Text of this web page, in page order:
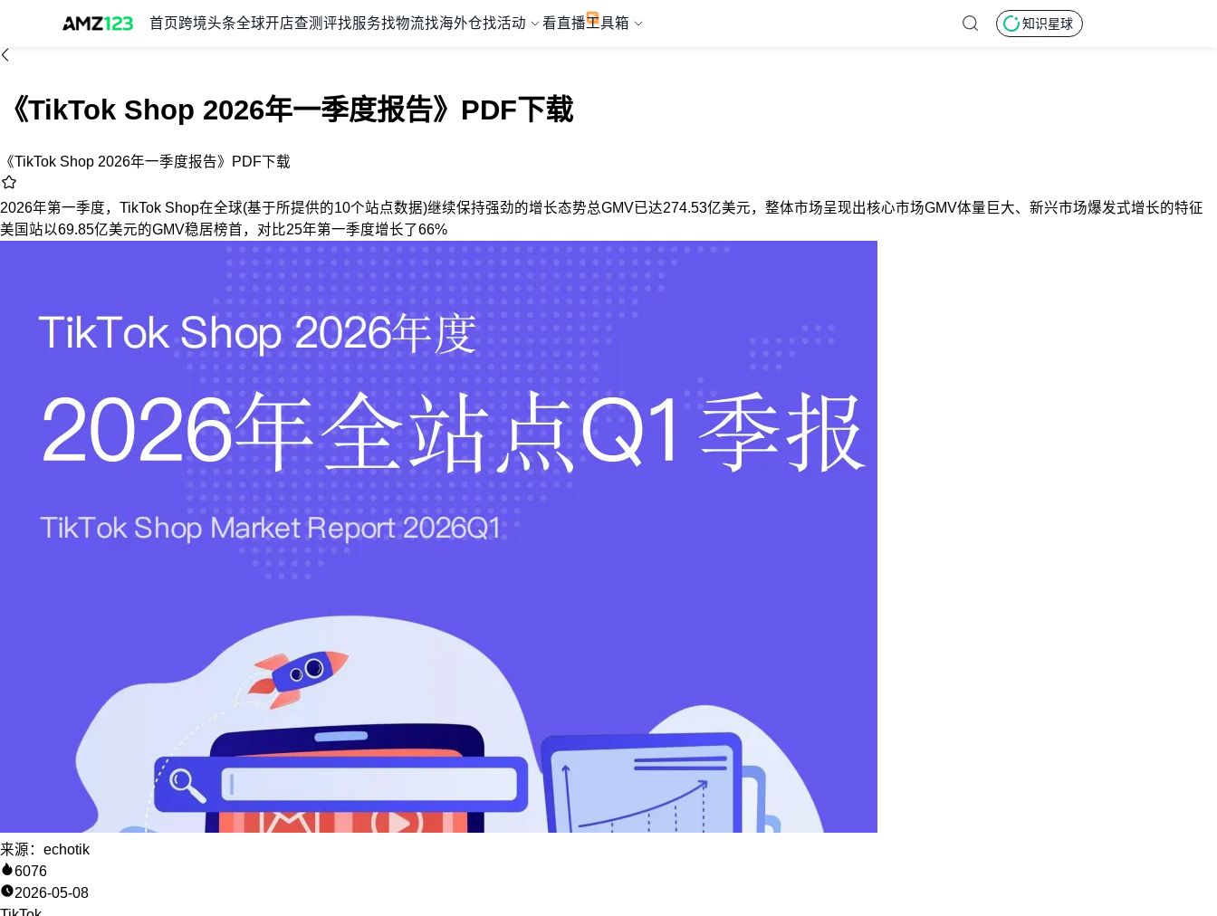
首页 跨境头条全球开店查测评找服务找物流找海外仓找活动 看直播工具箱 知识星球
《TikTok Shop 2026年一季度报告》PDF下载
《TikTok Shop 2026年一季度报告》PDF下载
2026年第一季度，TikTok Shop在全球(基于所提供的10个站点数据)继续保持强劲的增长态势总GMV已达274.53亿美元，整体市场呈现出核心市场GMV体量巨大、新兴市场爆发式增长的特征
美国站以69.85亿美元的GMV稳居榜首，对比25年第一季度增长了66%
来源：echotik
6076
2026-05-08